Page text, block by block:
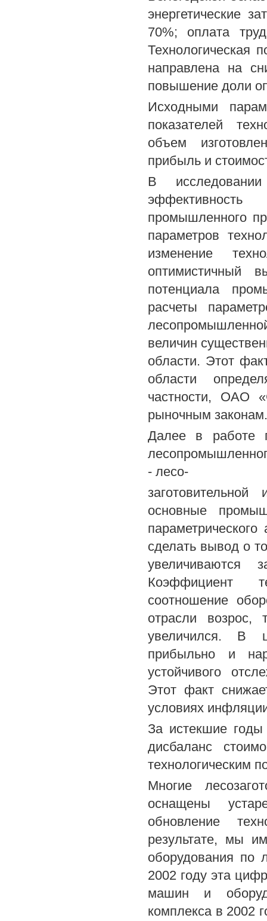
энергетические
70%; оплата
Технологическая
направлена на
повышение доли
Исходными
показателей
объем
прибыль и
В
эффективность
промышленного
параметров
изменение
оптимистичный
потенциала
расчеты
величин
области. Этот
области
частности, ОАО
рыночным законам.
Далее в работе
- лесо-
основные
сделать вывод о
увеличиваются
Коэффициент
соотношение
отрасли
увеличился. В
прибыльно и
устойчивого
Этот факт
условиях
За истекшие годы
дисбаланс
технологическим
Многие
оснащены
обновление
результате, мы
оборудования по
2002 году эта
машин и
комплекса в 2002